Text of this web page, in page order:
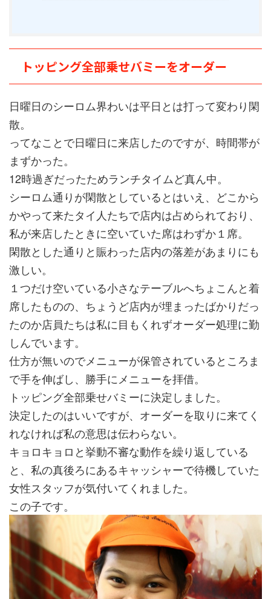
トッピング全部乗せバミーをオーダー
日曜日のシーロム界わいは平日とは打って変わり閑
散。
ってなことで日曜日に来店したのですが、時間帯が
まずかった。
12時過ぎだったためランチタイムど真ん中。
シーロム通りが閑散としているとはいえ、どこから
かやって来たタイ人たちで店内は占められており、
私が来店したときに空いていた席はわずか１席。
閑散とした通りと賑わった店内の落差があまりにも
激しい。
１つだけ空いている小さなテーブルへちょこんと着
席したものの、ちょうど店内が埋まったばかりだっ
たのか店員たちは私に目もくれずオーダー処理に勤
しんでいます。
仕方が無いのでメニューが保管されているところま
で手を伸ばし、勝手にメニューを拝借。
トッピング全部乗せバミーに決定しました。
決定したのはいいですが、オーダーを取りに来てく
れなければ私の意思は伝わらない。
キョロキョロと挙動不審な動作を繰り返している
と、私の真後ろにあるキャッシャーで待機していた
女性スタッフが気付いてくれました。
この子です。